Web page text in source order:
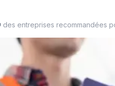
des entreprises recommandées